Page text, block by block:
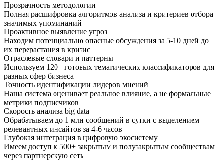
Прозрачность методологии
Полная расшифровка алгоритмов анализа и критериев отбора
значимых упоминаний
Проактивное выявление угроз
Находим потенциально опасные обсуждения за 5-10 дней до
их перерастания в кризис
Отраслевые словари и паттерны
Используем 120+ готовых тематических классификаторов для
разных сфер бизнеса
Точность идентификации лидеров мнений
Наша система оценивает реальное влияние, а не формальные
метрики подписчиков
Скорость анализа big data
Обрабатываем до 1 млн сообщений в сутки с выделением
релевантных инсайтов за 4-6 часов
Глубокая интеграция в цифровую экосистему
Имеем доступ к 500+ закрытым и полузакрытым сообществам
через партнерскую сеть